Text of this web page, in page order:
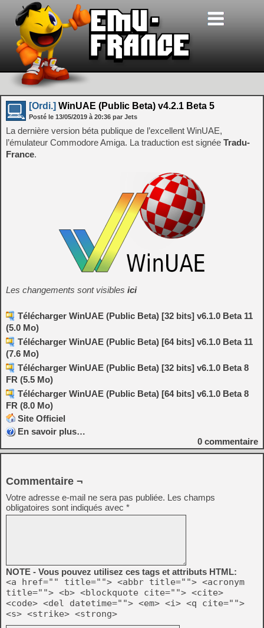
[Ordi.] WinUAE (Public Beta) v4.2.1 Beta 5
Posté le 13/05/2019 à 20:36 par Jets
La dernière version béta publique de l’excellent WinUAE,
l’émulateur Commodore Amiga. La traduction est signée Tradu-
France.
Les changements sont visibles ici
Télécharger WinUAE (Public Beta) [32 bits] v6.1.0 Beta 11
(5.0 Mo)
Télécharger WinUAE (Public Beta) [64 bits] v6.1.0 Beta 11
(7.6 Mo)
Télécharger WinUAE (Public Beta) [32 bits] v6.1.0 Beta 8
FR (5.5 Mo)
Télécharger WinUAE (Public Beta) [64 bits] v6.1.0 Beta 8
FR (8.0 Mo)
Site Officiel
En savoir plus…
0 commentaire
Commentaire ¬
Votre adresse e-mail ne sera pas publiée. Les champs
obligatoires sont indiqués avec *
NOTE - Vous pouvez utilisez ces tags et attributs HTML:
<a href="" title=""> <abbr title=""> <acronym
title=""> <b> <blockquote cite=""> <cite>
<code> <del datetime=""> <em> <i> <q cite="">
<s> <strike> <strong>